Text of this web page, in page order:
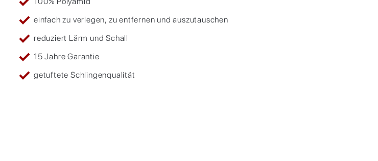
einfach zu verlegen, zu entfernen und auszutauschen
reduziert Lärm und Schall
15 Jahre Garantie
getuftete Schlingenqualität